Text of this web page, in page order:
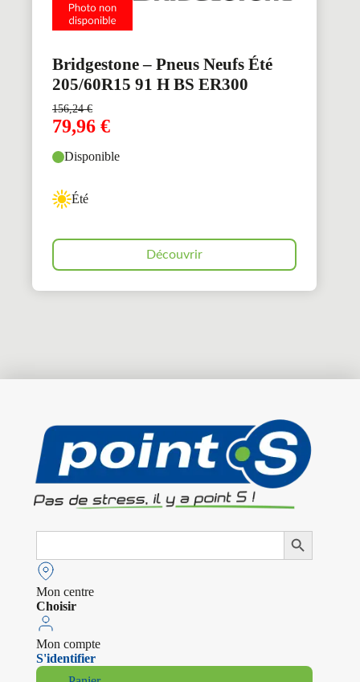
Bridgestone – Pneus Neufs Été
205/60R15 91 H BS ER300
156,24€
79,96 €
Disponible
Été
Découvrir
Search
Search Button
Mon centre
Choisir
Mon compte
S'identifier